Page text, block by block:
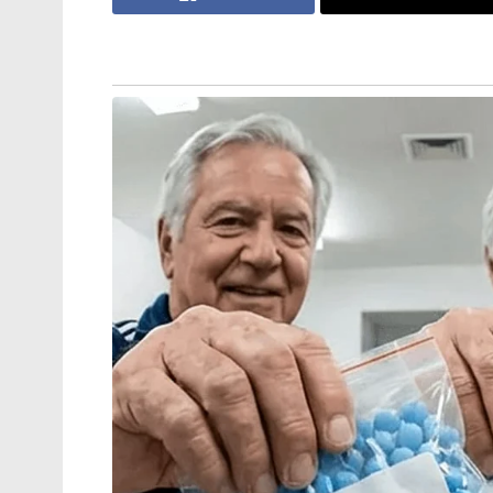
ഇയാളെ സർവീസിൽ നിന്ന്
ഉത്തരവിട്ടേക്കും. ചത്രൂ മേഖലയിലെ
അതിരഹസ്യമായ ഭീകര താവളത്തിൽ
ഉപകരണങ്ങളും ശേഖരിച്ചുവെച്ചിരുന്നു.
ഗ്രാമങ്ങളിൽ നിന്ന് ലഭിച്ചിരുന്നു
ഭാരതീയ ന്യായ സംഹിത (BNS), യുഎപിഎ
പ്രതികൾക്കെതിരെ
നരേഷ് സിംഗിന്റെ നേതൃത്വത്തിൽ നടന്ന
രാജ്യത്തെ ഒറ്റിക്കൊടുക്കുന്ന ഇത്തരം
സ്വീകരിക്കുമെന്ന് അധികൃതർ
ലോജിസ്റ്റിക് സംവിധാനങ്ങൾ
ഏജൻസികളുടെ വിലയിരുത്തൽ. അതിർത്തി
നൽകുന്ന ശൃംഖലയെ പൂർണ്ണമായും വേരോടെ
പോലീസ്. ഗ്രാമവാസികളെയും യുവാക്കളെയും